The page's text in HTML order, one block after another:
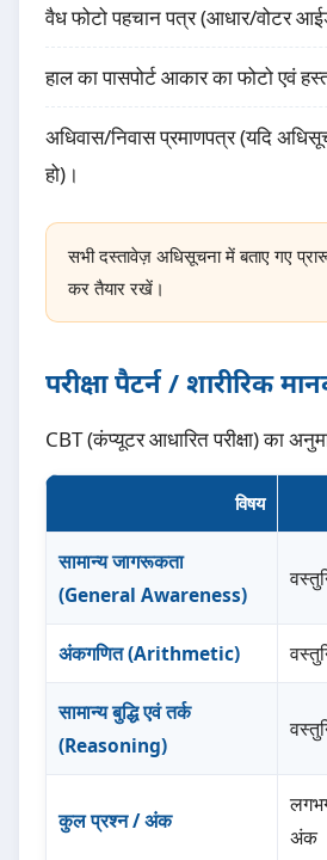
वैध फोटो पहचान पत्र (आधार/वोटर
हाल का पासपोर्ट आकार का फोटो एवं
अधिवास/निवास प्रमाणपत्र (यदि
हो)।
सभी दस्तावेज़ अधिसूचना में बताए गए
कर तैयार रखें।
परीक्षा पैटर्न / शारीरिक
CBT (कंप्यूटर आधारित परीक्षा) का
विषय
सामान्य जागरूकता
(General Awareness)
अंकगणित (Arithmetic)
सामान्य बुद्धि एवं तर्क
(Reasoning)
कुल प्रश्न / अंक
अंक